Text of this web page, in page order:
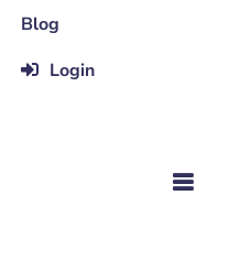
Blog
Login